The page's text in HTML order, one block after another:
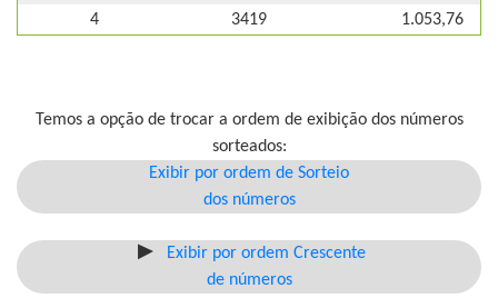
4
3419 1.053,76
Temos a opção de trocar a ordem de exibição dos números
sorteados:
Exibir por ordem de Sorteio
dos números
Exibir por ordem Crescente
de números